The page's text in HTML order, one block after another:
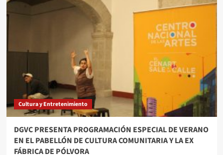
Cultura y Entretenimiento
DGVC PRESENTA PROGRAMACIÓN ESPECIAL DE VERANO
EN EL PABELLÓN DE CULTURA COMUNITARIA Y LA EX
FÁBRICA DE PÓLVORA